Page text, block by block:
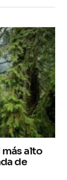
alto
de